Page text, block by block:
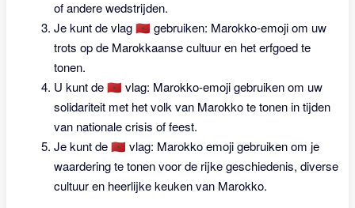
of andere wedstrijden.
Je kunt de vlag 🇲🇦 gebruiken: Marokko-emoji om uw
trots op de Marokkaanse cultuur en het erfgoed te
tonen.
U kunt de 🇲🇦 vlag: Marokko-emoji gebruiken om uw
solidariteit met het volk van Marokko te tonen in tijden
van nationale crisis of feest.
Je kunt de 🇲🇦 vlag: Marokko emoji gebruiken om je
waardering te tonen voor de rijke geschiedenis, diverse
cultuur en heerlijke keuken van Marokko.